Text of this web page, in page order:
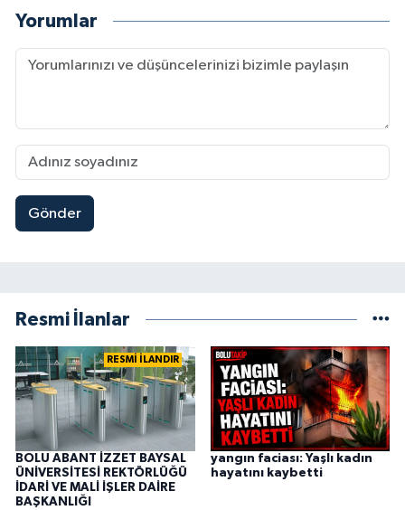
Yorumlar
Gönder
Resmi İlanlar
RESMİ İLANDIR
BOLU ABANT İZZET BAYSAL
ÜNİVERSİTESİ REKTÖRLÜĞÜ
İDARİ VE MALİ İŞLER DAİRE
BAŞKANLIĞI
yangın faciası: Yaşlı kadın
hayatını kaybetti